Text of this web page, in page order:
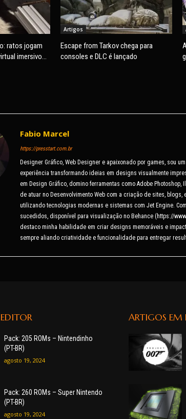
ratos jogam
imersivo
Artigos
Escape from Tarkov chega para
consoles e DLC é lançado
Fabio Marcel
https://presstart.com.br
Designer Gráfico, Web Designer e apaixonado por games, sou
experiência transformando ideias em designs visualmente
em Design Gráfico, domino ferramentas como Adobe Photoshop,
de atuar no Desenvolvimento Web com a criação de sites,
utilizando tecnologias modernas e sistemas com Jet Engine.
sucedidos, disponível para visualização no Behance (https://
destaco minha habilidade em criar designs memoráveis e
sempre aliando criatividade e funcionalidade para entregar
Pack: 205 ROMs – Nintendinho
(PT-BR)
agosto 19, 2024
Pack: 260 ROMs – Super Nintendo
(PT-BR)
agosto 19, 2024
ARTIGOS EM